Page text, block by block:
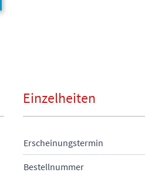
Einzelheiten
Erscheinungstermin
Bestellnummer